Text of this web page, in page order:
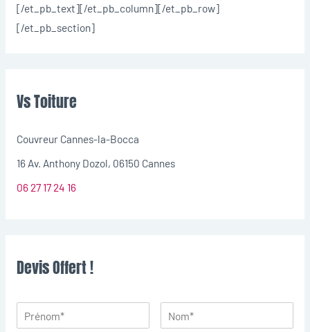
[/et_pb_text][/et_pb_column][/et_pb_row]
[/et_pb_section]
Vs Toiture
Couvreur Cannes-la-Bocca
16 Av. Anthony Dozol, 06150 Cannes
06 27 17 24 16
Devis Offert !